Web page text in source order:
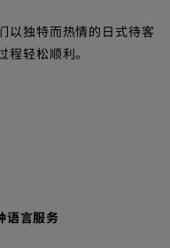
以独特而热情的日式待客
轻松顺利。
语言服务